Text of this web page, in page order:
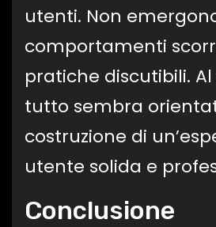
utenti. Non
comportamenti
pratiche discutibili.
tutto sembra
costruzione di
utente solida e
Conclusione